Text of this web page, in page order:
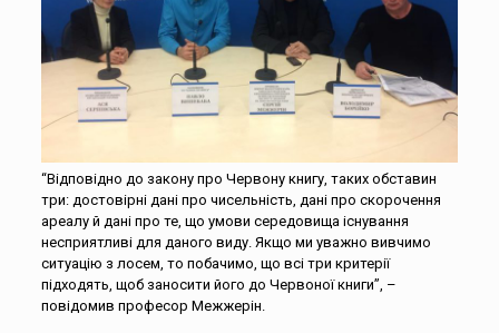
“Відповідно до закону про Червону книгу, таких обставин
три: достовірні дані про чисельність, дані про скорочення
ареалу й дані про те, що умови середовища існування
несприятливі для даного виду. Якщо ми уважно вивчимо
ситуацію з лосем, то побачимо, що всі три критерії
підходять, щоб заносити його до Червоної книги”, –
повідомив професор Межжерін.